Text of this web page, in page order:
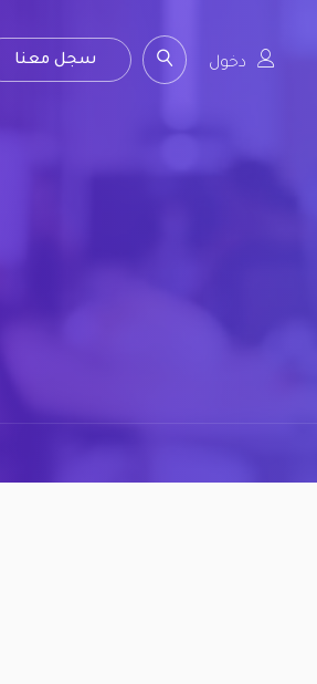
دخول سجل معنا